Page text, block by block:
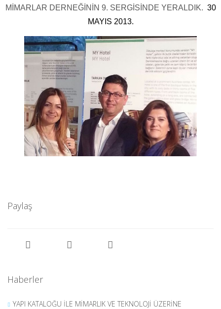
MİMARLAR DERNEĞİNİN 9. SERGİSİNDE YERALDIK. 30
MAYIS 2013.
Paylaş
Haberler
YAPI KATALOĞU İLE MİMARLIK VE TEKNOLOJİ ÜZERİNE